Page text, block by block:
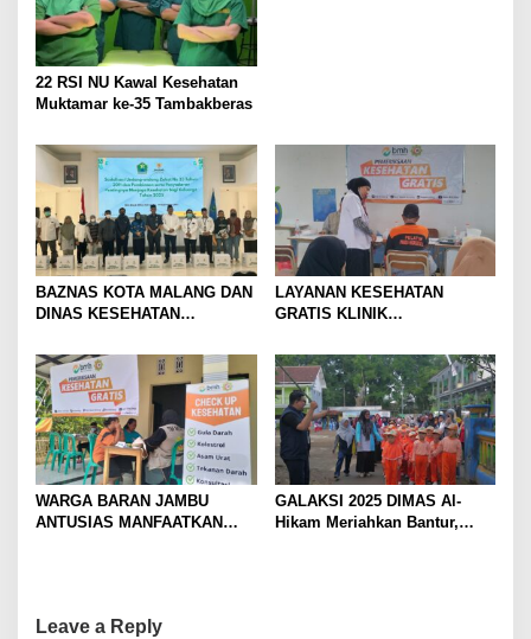
22 RSI NU Kawal Kesehatan
Muktamar ke-35 Tambakberas
BAZNAS KOTA MALANG DAN
DINAS KESEHATAN
SOSIALISASI ZAKAT &
PENCEGAHAN PENYAKIT
MENULAR
LAYANAN KESEHATAN
GRATIS KLINIK
SUKSESKAN HUT KE-9 YPI
AL FATTAH BATU
WARGA BARAN JAMBU
ANTUSIAS MANFAATKAN
GALAKSI 2025 DIMAS Al-
Hikam Meriahkan Bantur,
Leave a Reply